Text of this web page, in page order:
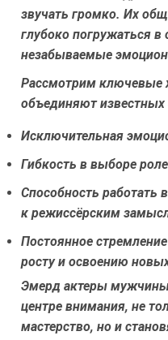
звучать громко. Их
глубоко погружаться в
незабываемые
Рассмотрим ключевые
объединяют известных
Исключительная
Гибкость в выборе
Способность работать
к режиссёрским
Постоянное
росту и освоению
Эмерд актеры
центре внимания, не
мастерство, но и